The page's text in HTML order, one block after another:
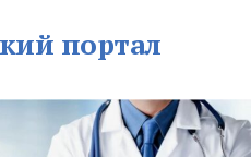
портал